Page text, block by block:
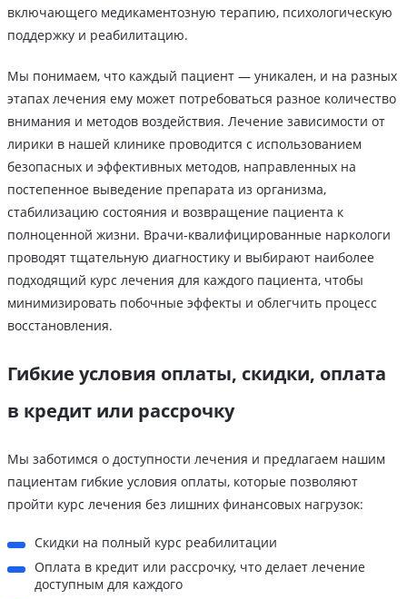
включающего медикаментозную терапию, психологическую
поддержку и реабилитацию.
Мы понимаем, что каждый пациент — уникален, и на разных
этапах лечения ему может потребоваться разное количество
внимания и методов воздействия. Лечение зависимости от
лирики в нашей клинике проводится с использованием
безопасных и эффективных методов, направленных на
постепенное выведение препарата из организма,
стабилизацию состояния и возвращение пациента к
полноценной жизни. Врачи-квалифицированные наркологи
проводят тщательную диагностику и выбирают наиболее
подходящий курс лечения для каждого пациента, чтобы
минимизировать побочные эффекты и облегчить процесс
восстановления.
Гибкие условия оплаты, скидки, оплата
в кредит или рассрочку
Мы заботимся о доступности лечения и предлагаем нашим
пациентам гибкие условия оплаты, которые позволяют
пройти курс лечения без лишних финансовых нагрузок:
Скидки на полный курс реабилитации
Оплата в кредит или рассрочку, что делает лечение
доступным для каждого